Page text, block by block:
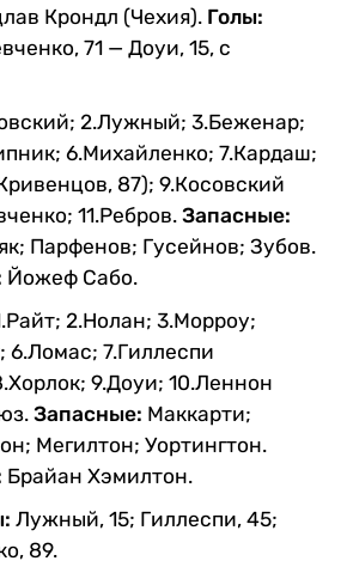
Крондл (Чехия). Голы:
71 — Доуи, 15, с
2.Лужный; 3.Беженар;
6.Михайленко; 7.Кардаш;
87); 9.Косовский
11.Ребров. Запасные:
Парфенов; Гусейнов; Зубов.
Йожеф Сабо.
2.Нолан; 3.Морроу;
6.Ломас; 7.Гиллеспи
9.Доуи; 10.Леннон
Запасные: Маккарти;
Мегилтон; Уортингтон.
Брайан Хэмилтон.
Лужный, 15; Гиллеспи, 45;
89.